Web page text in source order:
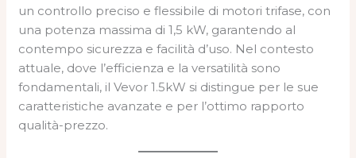
un controllo preciso e flessibile di motori trifase, con
una potenza massima di 1,5 kW, garantendo al
contempo sicurezza e facilità d’uso. Nel contesto
attuale, dove l’efficienza e la versatilità sono
fondamentali, il Vevor 1.5kW si distingue per le sue
caratteristiche avanzate e per l’ottimo rapporto
qualità-prezzo.